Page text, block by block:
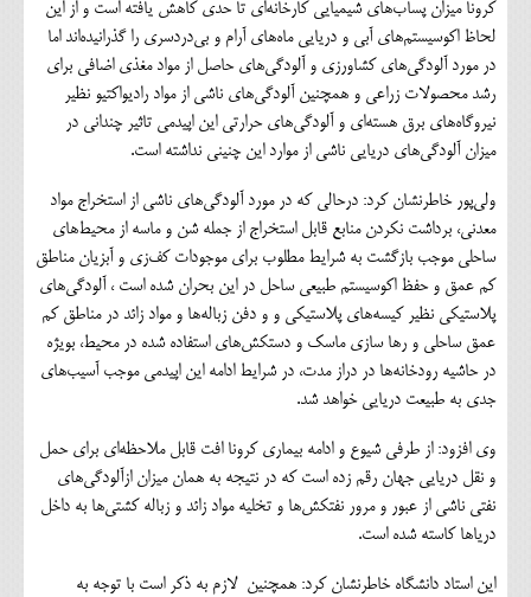
کرونا میزان پساب‌های شیمیایی کارخانه‌ای تا حدی کاهش یافته است و از این
لحاظ اکوسیستم‌های آبی و دریایی ماه‌های آرام و بی‌دردسری را گذرانیده‌اند اما
در مورد آلودگی‌های کشاورزی و آلودگی‌های حاصل از مواد مغذی اضافی برای
رشد محصولات زراعی و همچنین آلودگی‌های ناشی از مواد رادیواکتیو نظیر
نیروگاه‌های برق هسته‌ای و آلودگی‌های حرارتی این اپیدمی تاثیر چندانی در
میزان آلودگی‌های دریایی ناشی از موارد این چنینی نداشته است.
ولی‌پور خاطرنشان کرد: درحالی که در مورد آلودگی‌های ناشی از استخراج مواد
معدنی، برداشت نکردن منابع قابل استخراج از جمله شن و ماسه از محیط‌های
ساحلی موجب بازگشت به شرایط مطلوب برای موجودات کف‌زی و آبزیان مناطق
کم عمق و حفظ اکوسیستم طبیعی ساحل در این بحران شده است ، آلودگی‌های
پلاستیکی نظیر کیسه‌های پلاستیکی و و دفن زباله‌ها و مواد زائد در مناطق کم
عمق ساحلی و رها سازی ماسک و دستکش‌های استفاده شده در محیط، بویژه
در حاشیه رودخانه‌ها در دراز مدت، در شرایط ادامه این اپیدمی موجب آسیب‌های
جدی به طبیعت دریایی خواهد شد.
وی افزود: از طرفی شیوع و ادامه بیماری کرونا افت قابل ملاحظه‌ای برای حمل
و نقل دریایی جهان رقم زده است که در نتیجه به همان میزان ازآلودگی‌های
نفتی ناشی از عبور و مرور نفتکش‌ها و تخلیه مواد زائد و زباله کشتی‌ها به داخل
دریاها کاسته شده است.
این استاد دانشگاه خاطرنشان کرد: همچنین لازم به ذکر است با توجه به